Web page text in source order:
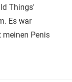
Things'
Es war
Penis